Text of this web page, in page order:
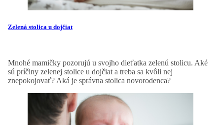
Zelená stolica u dojčiat
Mnohé mamičky pozorujú u svojho dieťatka zelenú stolicu. Aké
sú príčiny zelenej stolice u dojčiat a treba sa kvôli nej
znepokojovať? Aká je správna stolica novorodenca?